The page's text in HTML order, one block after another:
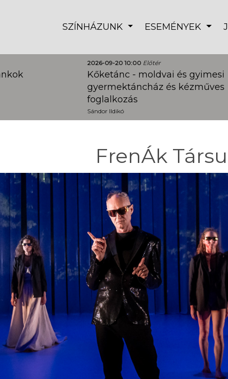
SZÍNHÁZUNK ESEMÉNYEK
2026-09-20 10:00 Előtér
Kőketánc - moldvai és gyimesi
gyermektáncház és kézműves
foglalkozás
Sándor Ildikó
FrenÁk